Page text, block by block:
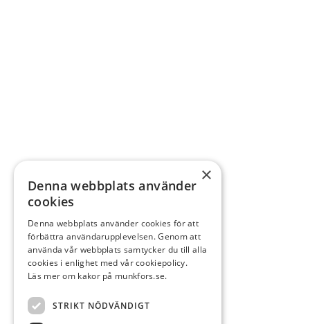
×
Denna webbplats använder
cookies
Denna webbplats använder cookies för att
förbättra användarupplevelsen. Genom att
använda vår webbplats samtycker du till alla
cookies i enlighet med vår cookiepolicy.
Läs mer om kakor på munkfors.se.
STRIKT NÖDVÄNDIGT